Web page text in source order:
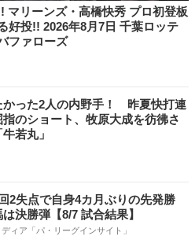
マリーンズ・高橋快秀 プロ初登板
好投!! 2026年8月7日 千葉ロッテ
ファローズ
かった2人の内野手！ 昨夏快打連
のショート、牧原大成を彷彿さ
若丸」
2失点で自身4カ月ぶりの先発勝
決勝弾【8/7 試合結果】
ィア「パ・リーグインサイト」